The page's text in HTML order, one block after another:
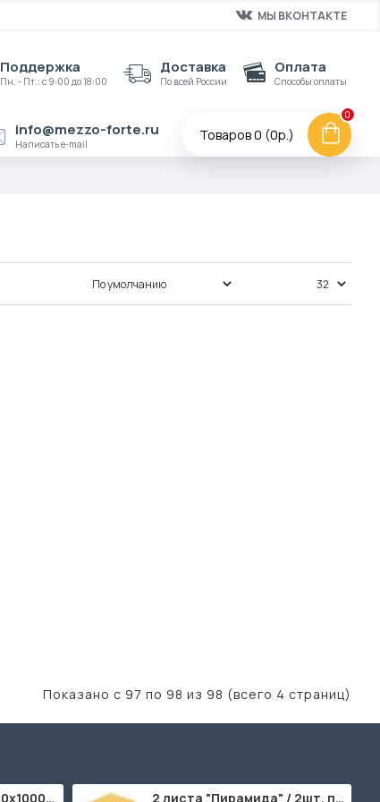
МЫ ВКОНТАКТЕ
Поддержка
Пн. - Пт.: с 9:00 до 18:00
Доставка
По всей России
Оплата
Способы оплаты
info@mezzo-forte.ru
Написать e-mail
Товаров 0 (0р.)
0
Показано с 97 по 98 из 98 (всего 4 страниц)
ППУ "Листовой" (2000х1000мм) 2 листа "Пирамида" / 2шт. по 2000х1000мм